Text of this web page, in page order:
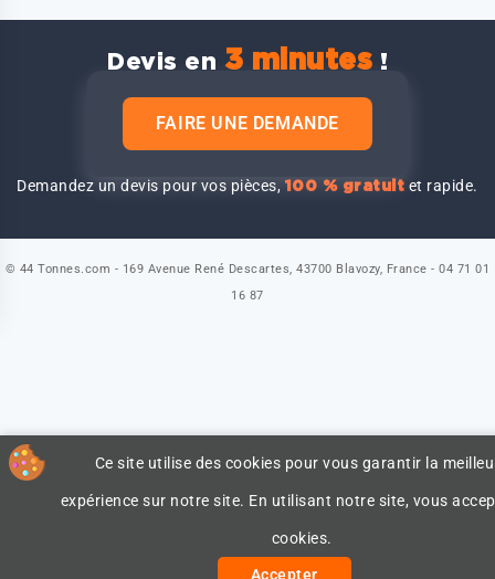
Devis en 3 minutes !
FAIRE UNE DEMANDE
Demandez un devis pour vos pièces,100 % gratuit et rapide.
Ce site utilise des cookies pour vous garantir la
expérience sur notre site. En utilisant notre site, vous
cookies.
Accepter
© 44 Tonnes.com - 169 Avenue René Descartes, 43700 Blavozy, France - 04 71 01
16 87